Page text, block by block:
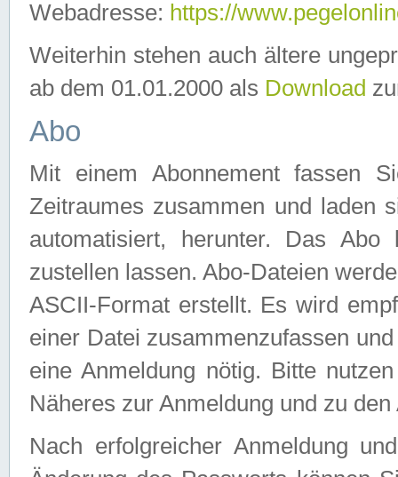
Webadresse: https://
Weiterhin stehen auch ältere
ab dem 01.01.2000 als Download
Abo
Mit einem Abonnement fassen
Zeitraumes zusammen und laden
automatisiert, herunter. Das
zustellen lassen. Abo-Dateien
ASCII-Format erstellt. Es wird
einer Datei zusammenzufassen
eine Anmeldung nötig. Bitte
Näheres zur Anmeldung und zu
Nach erfolgreicher Anmeldung